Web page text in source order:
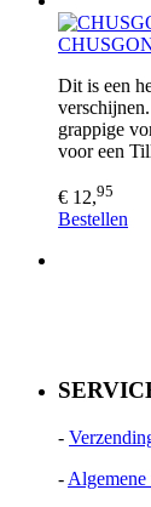
Dit is een
grappige
voor een
€ 12,95
Bestellen
-
- Algemene